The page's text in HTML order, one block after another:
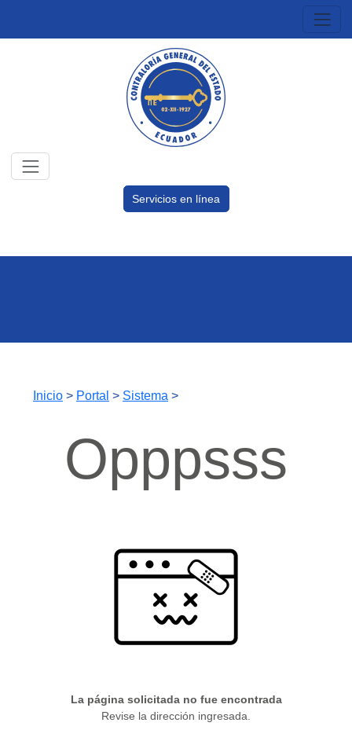
Servicios en línea
Inicio > Portal > Sistema >
Opppsss
La página solicitada no fue encontrada
Revise la dirección ingresada.